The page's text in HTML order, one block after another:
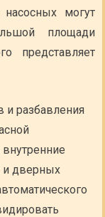
могут
площади
представляет
и разбавления
и дверных